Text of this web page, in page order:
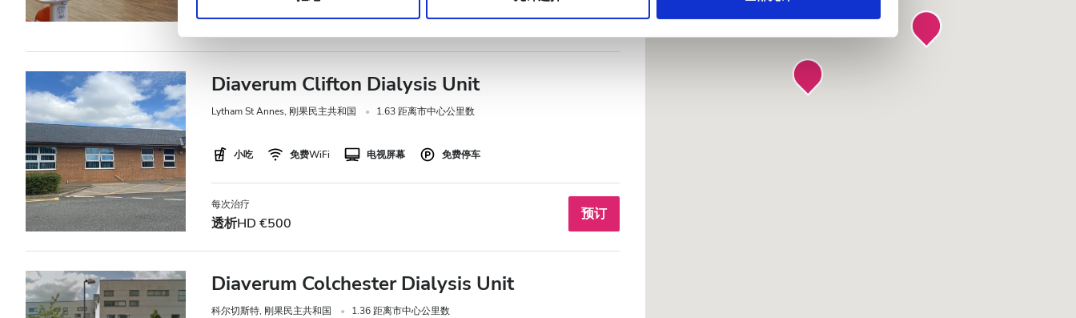
透析HD €500
预订
Diaverum Clifton Dialysis Unit
Lytham St Annes, 刚果民主共和国 1.63 距离市中心公里数
小吃 免费WiFi 电视屏幕 免费停车
每次治疗
透析HD €500
预订
Diaverum Colchester Dialysis Unit
科尔切斯特, 刚果民主共和国 1.36 距离市中心公里数